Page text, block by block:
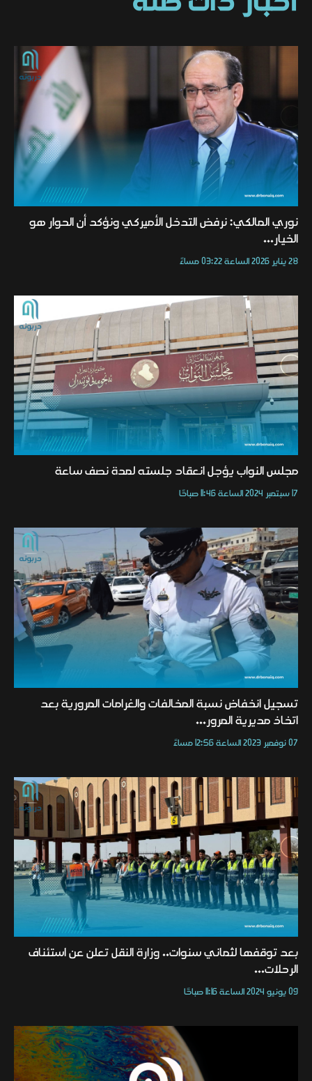
نوري المالكي: نرفض التدخل الأميركي ونؤكد أن الحوار هو
الخيار...
28 يناير 2026 الساعة 03:22 مساءً
مجلس النواب يؤجل انعقاد جلسته لمدة نصف ساعة
17 سبتمبر 2024 الساعة 11:46 صباحًا
تسجيل انخفاض نسبة المخالفات والغرامات المرورية بعد
اتخاذ مديرية المرور...
07 نوفمبر 2023 الساعة 12:56 مساءً
بعد توقفها لثماني سنوات.. وزارة النقل تعلن عن استئناف
الرحلات...
09 يونيو 2024 الساعة 11:16 صباحًا